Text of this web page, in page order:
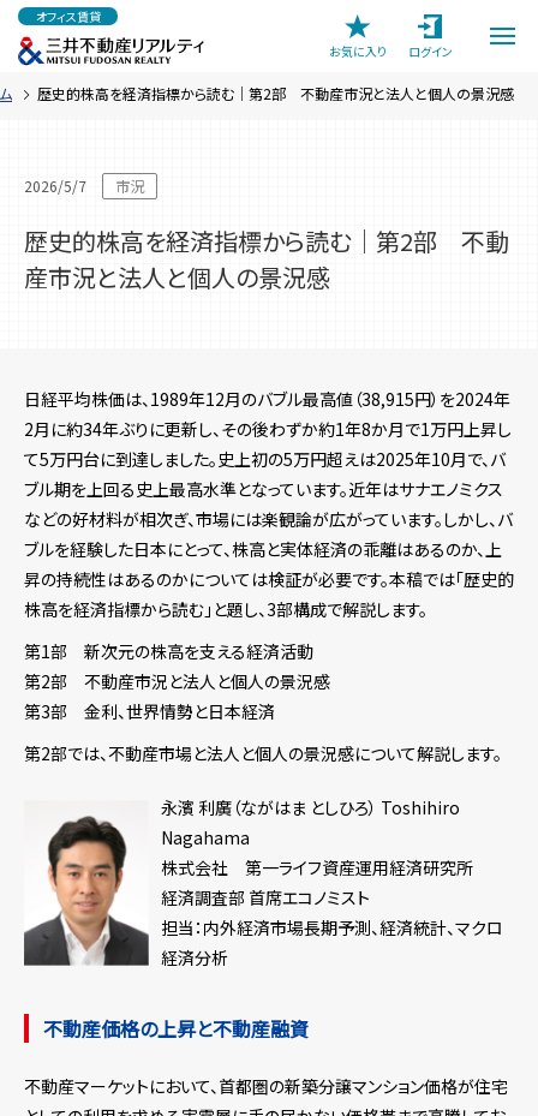
テ
ン
オフィス賃貸
お気に入り
ログイン
歴史的株高を経済指標から読む｜第2部 不動産市況と法人と個人の景況感
2026/5/7 市況
歴史的株高を経済指標から読む｜第2部 不動
産市況と法人と個人の景況感
日経平均株価は、1989年12月のバブル最高値（38,915円）を2024年
2月に約34年ぶりに更新し、その後わずか約1年8か月で1万円上昇し
て5万円台に到達しました。史上初の5万円超えは2025年10月で、バ
ブル期を上回る史上最高水準となっています。近年はサナエノミクス
などの好材料が相次ぎ、市場には楽観論が広がっています。しかし、バ
ブルを経験した日本にとって、株高と実体経済の乖離はあるのか、上
昇の持続性はあるのかについては検証が必要です。本稿では「歴史的
株高を経済指標から読む」と題し、3部構成で解説します。
第1部 新次元の株高を支える経済活動
第2部 不動産市況と法人と個人の景況感
第3部 金利、世界情勢と日本経済
第2部では、不動産市場と法人と個人の景況感について解説します。
永濱 利廣（ながはま としひろ） Toshihiro
Nagahama
株式会社 第一ライフ資産運用経済研究所
経済調査部 首席エコノミスト
担当：内外経済市場長期予測、経済統計、マクロ
経済分析
不動産価格の上昇と不動産融資
不動産マーケットにおいて、首都圏の新築分譲マンション価格が住宅